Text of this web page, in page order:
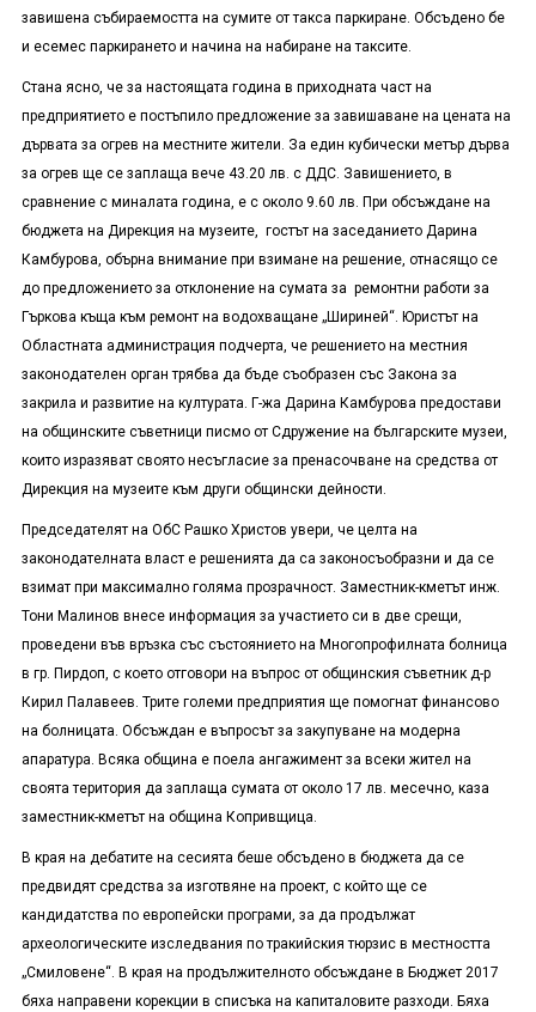
завишена събираемостта на сумите от такса паркиране. Обсъдено бе
и есемес паркирането и начина на набиране на таксите.
Стана ясно, че за настоящата година в приходната част на
предприятието е постъпило предложение за завишаване на цената на
дървата за огрев на местните жители. За един кубически метър дърва
за огрев ще се заплаща вече 43.20 лв. с ДДС. Завишението, в
сравнение с миналата година, е с около 9.60 лв. При обсъждане на
бюджета на Дирекция на музеите, гостът на заседанието Дарина
Камбурова, обърна внимание при взимане на решение, отнасящо се
до предложението за отклонение на сумата за ремонтни работи за
Гъркова къща към ремонт на водохващане „Шириней“. Юристът на
Областната администрация подчерта, че решението на местния
законодателен орган трябва да бъде съобразен със Закона за
закрила и развитие на културата. Г-жа Дарина Камбурова предостави
на общинските съветници писмо от Сдружение на българските музеи,
които изразяват своято несъгласие за пренасочване на средства от
Дирекция на музеите към други общински дейности.
Председателят на ОбС Рашко Христов увери, че целта на
законодателната власт е решенията да са законосъобразни и да се
взимат при максимално голяма прозрачност. Заместник-кметът инж.
Тони Малинов внесе информация за участието си в две срещи,
проведени във връзка със състоянието на Многопрофилната болница
в гр. Пирдоп, с което отговори на въпрос от общинския съветник д-р
Кирил Палавеев. Трите големи предприятия ще помогнат финансово
на болницата. Обсъждан е въпросът за закупуване на модерна
апаратура. Всяка община е поела ангажимент за всеки жител на
своята територия да заплаща сумата от около 17 лв. месечно, каза
заместник-кметът на община Копривщица.
В края на дебатите на сесията беше обсъдено в бюджета да се
предвидят средства за изготвяне на проект, с който ще се
кандидатства по европейски програми, за да продължат
археологическите изследвания по тракийския тюрзис в местността
„Смиловене“. В края на продължителното обсъждане в Бюджет 2017
бяха направени корекции в списъка на капиталовите разходи. Бяха